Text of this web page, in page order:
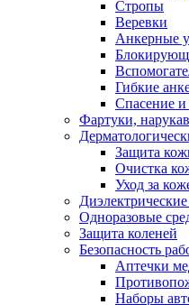
Стропы
Веревки
Анкерные
Гибкие
Спасение и
Фартуки,
Защита
Очистка
Уход за
Диэлектрические
Одноразовые
Защита коленей
Безопасность
Аптечки
Наборы